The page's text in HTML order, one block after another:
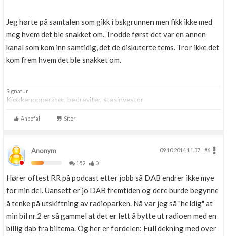
Jeg hørte på samtalen som gikk i bskgrunnen men fikk ikke med
meg hvem det ble snakket om. Trodde først det var en annen
kanal som kom inn samtidig, det de diskuterte tems. Tror ikke det
kom frem hvem det ble snakket om.
Signatur
Kjøkkenopperatør, bedreviter, stasinvestor
Anbefal Siter
Anonym 09.10.2014 11.37
#6
152
0
Hører oftest RR på podcast etter jobb så DAB endrer ikke mye
for min del. Uansett er jo DAB fremtiden og dere burde begynne
å tenke på utskiftning av radioparken. Nå var jeg så "heldig" at
min bil nr.2 er så gammel at det er lett å bytte ut radioen med en
billig dab fra biltema. Og her er fordelen: Full dekning med over